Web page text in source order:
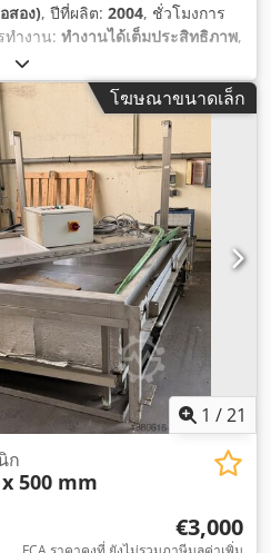
สอง), ปีที่ผลิต: 2004, ชั่วโมงการ
ทำงาน: ทำงานได้เต็มประสิทธิภาพ,
ะ:014404
มม, ความสูงรวม:2,350 มม,
วามจุถัง: 230 ล , ข้อต่ออากาศอัด:
380 V
, ปีที่ปรับปรุงใหญ่ล่าสุด:
โฆษณาขนาดเล็ก
1 /21
ก
500 mm
€3,000